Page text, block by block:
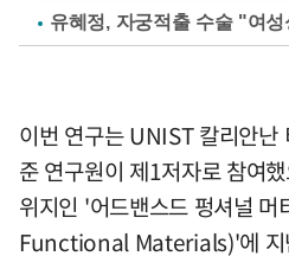
유혜정, 자궁적출 수술 "여
이번 연구는 UNIST 칼리안난
준 연구원이 제1저자로 참여
위지인 '어드밴스드 펑셔널
Functional Materials)'에 지